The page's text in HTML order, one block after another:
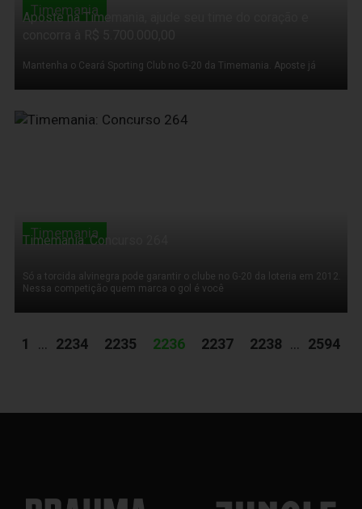
Timemania
Aposte na Timemania, ajude seu time do coração e
Mantenha o Ceará Sporting Club no G-20 da Timemania. Aposte já
21 de Novembro de 2011
Timemania
Timemania: Concurso 264
Só a torcida alvinegra pode garantir o clube no G-20 da loteria em 2012.
Nessa competição quem marca o gol é você
1 ... 2234 2235 2236 2237 2238 ... 2594